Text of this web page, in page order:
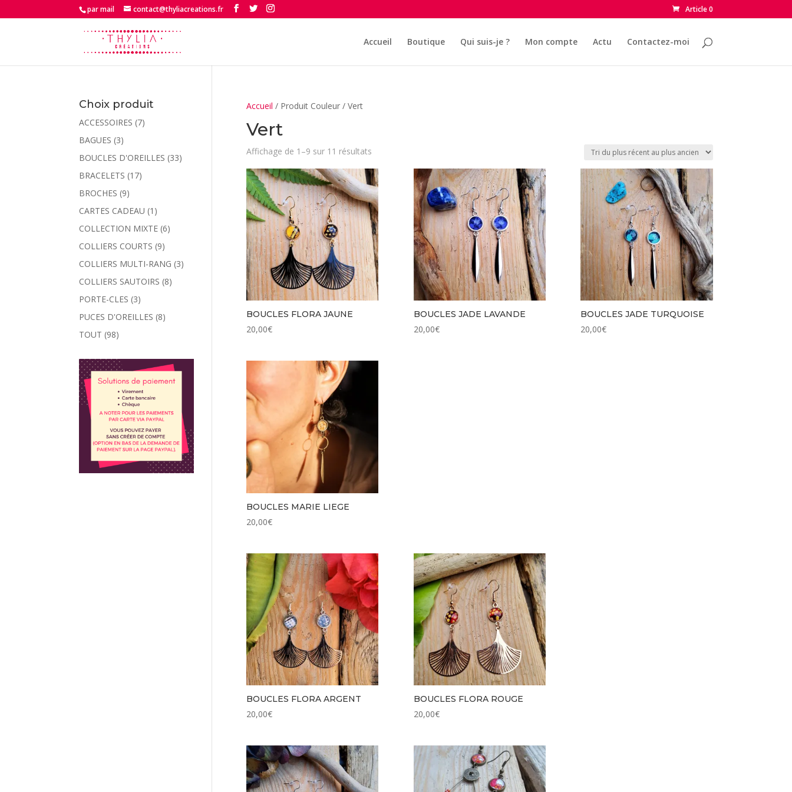
par mail contact@thyliacreations.fr Article 0
Accueil Boutique Qui suis-je ? Mon compte Actu Contactez-moi
Accueil / Produit Couleur / Vert
Vert
Affichage de 1–9 sur 11 résultatsTrié
plus
récent
au
plus
ancien
BOUCLES FLORA JAUNE
20,00€
BOUCLES JADE LAVANDE
20,00€
BOUCLES JADE TURQUOISE
20,00€
BOUCLES MARIE LIEGE
20,00€
BOUCLES FLORA ARGENT
20,00€
BOUCLES FLORA ROUGE
20,00€
Choix produit
ACCESSOIRES (7)
BAGUES (3)
BOUCLES D'OREILLES (33)
BRACELETS (17)
BROCHES (9)
CARTES CADEAU (1)
COLLECTION MIXTE (6)
COLLIERS COURTS (9)
COLLIERS MULTI-RANG (3)
COLLIERS SAUTOIRS (8)
PORTE-CLES (3)
PUCES D'OREILLES (8)
TOUT (98)